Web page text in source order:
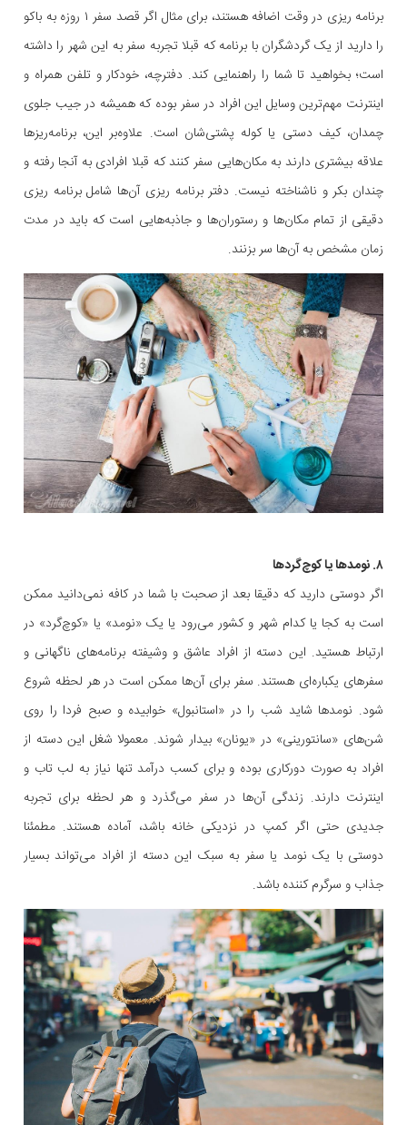
برنامه ریزی در وقت اضافه هستند، برای مثال اگر قصد سفر ۱ روزه به باکو
را دارید از یک گردشگران با برنامه که قبلا تجربه سفر به این شهر را داشته
است؛ بخواهید تا شما را راهنمایی کند. دفترچه، خودکار و تلفن همراه و
اینترنت مهم‌ترین وسایل این افراد در سفر بوده که همیشه در جیب جلوی
چمدان، کیف دستی یا کوله پشتی‌شان است. علاوه‌بر این، برنامه‌ریزها
علاقه بیشتری دارند به مکان‌هایی سفر کنند که قبلا افرادی به آنجا رفته و
چندان بکر و ناشناخته نیست. دفتر برنامه ریزی آن‌ها شامل برنامه ریزی
دقیقی از تمام مکان‌ها و رستوران‌ها و جاذبه‌هایی است که باید در مدت
زمان مشخص به آن‌ها سر بزنند.
۸. نومدها یا کوچ‌گردها
اگر دوستی دارید که دقیقا بعد از صحبت با شما در کافه نمی‌دانید ممکن
است به کجا یا کدام شهر و کشور می‌رود یا یک «نومد» یا «کوچ‌گرد» در
ارتباط هستید. این دسته از افراد عاشق و وشیفته برنامه‌های ناگهانی و
سفرهای یکباره‌ای هستند. سفر برای آن‌ها ممکن است در هر لحظه شروع
شود. نومدها شاید شب را در «استانبول» خوابیده و صبح فردا را روی
شن‌های «سانتورینی» در «یونان» بیدار شوند. معمولا شغل این دسته از
افراد به صورت دورکاری بوده و برای کسب درآمد تنها نیاز به لب تاب و
اینترنت دارند. زندگی آن‌ها در سفر می‌گذرد و هر لحظه برای تجربه
جدیدی حتی اگر کمپ در نزدیکی خانه باشد، آماده هستند. مطمئنا
دوستی با یک نومد یا سفر به سبک این دسته از افراد می‌تواند بسیار
جذاب و سرگرم کننده باشد.